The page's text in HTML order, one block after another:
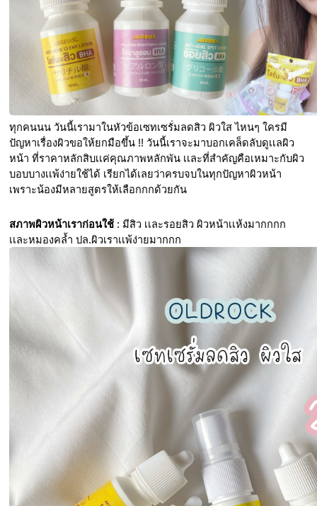
ทุกคนนน วันนี้เรามาในหัวข้อเซทเซรั่มลดสิว ผิวใส ไหนๆ ใครมี
ปัญหาเรื่องผิวขอให้ยกมือขึ้น !! วันนี้เราจะมาบอกเคล็ดลับดูเเลผิว
หน้า ที่ราคาหลักสิบเเค่คุณภาพหลักพัน เเละที่สำคัญคือเหมาะกับผิว
บอบบางเเพ้ง่ายใช้ได้ เรียกได้เลยว่าครบจบในทุกปัญหาผิวหน้า
เพราะน้องมีหลายสูตรให้เลือกกกด้วยกัน
สภาพผิวหน้าเราก่อนใช้ : มีสิว เเละรอยสิว ผิวหน้าเเห้งมากกกก
เเละหมองคล้ำ ปล.ผิวเราเเพ้ง่ายมากกก